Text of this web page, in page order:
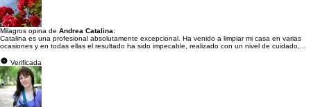
Milagros opina de Andrea Catalina:
Catalina es una profesional absolutamente excepcional. Ha venido a limpiar mi casa en varias
ocasiones y en todas ellas el resultado ha sido impecable, realizado con un nivel de cuidado,...
Verificada